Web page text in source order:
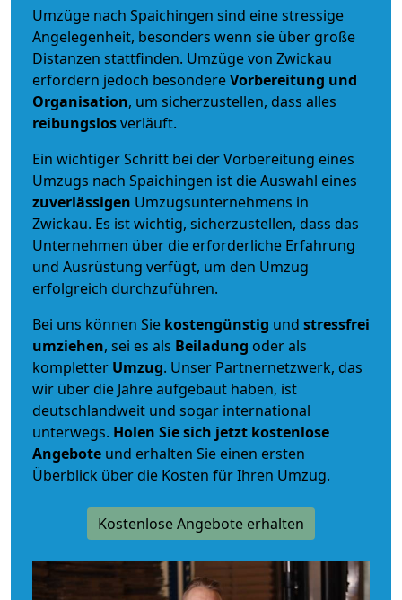
Umzüge nach Spaichingen sind eine stressige
Angelegenheit, besonders wenn sie über große
Distanzen stattfinden. Umzüge von Zwickau
erfordern jedoch besondereVorbereitung und
Organisation, um sicherzustellen, dass alles
reibungslosverläuft.
Ein wichtiger Schritt bei der Vorbereitung eines
Umzugs nach Spaichingen ist die Auswahl eines
zuverlässigen Umzugsunternehmens in
Zwickau. Es ist wichtig, sicherzustellen, dass das
Unternehmen über die erforderliche Erfahrung
und Ausrüstung verfügt, um den Umzug
erfolgreich durchzuführen.
Bei uns können Sie kostengünstig und stressfrei
umziehen, sei es als Beiladung oder als
kompletter Umzug. Unser Partnernetzwerk, das
wir über die Jahre aufgebaut haben, ist
deutschlandweit und sogar international
unterwegs. Holen Sie sich jetzt kostenlose
Angebote und erhalten Sie einen ersten
Überblick über die Kosten für Ihren Umzug.
Kostenlose Angebote erhalten